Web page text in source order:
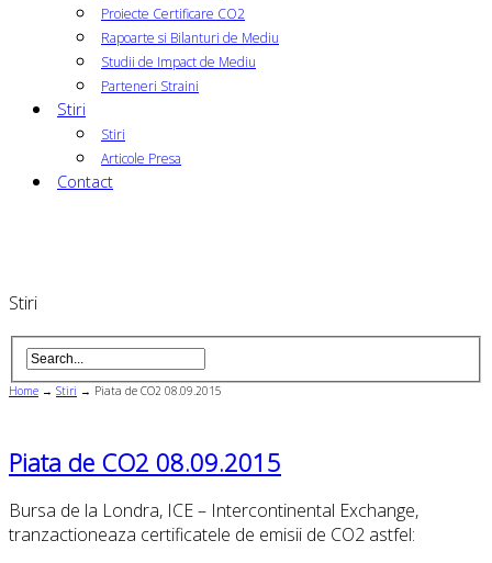
Proiecte Certificare CO2
Rapoarte si Bilanturi de Mediu
Studii de Impact de Mediu
Parteneri Straini
Stiri
Stiri
Articole Presa
Contact
Stiri
Home → Stiri → Piata de CO2 08.09.2015
Piata de CO2 08.09.2015
Bursa de la Londra, ICE – Intercontinental Exchange,
tranzactioneaza certificatele de emisii de CO2 astfel: